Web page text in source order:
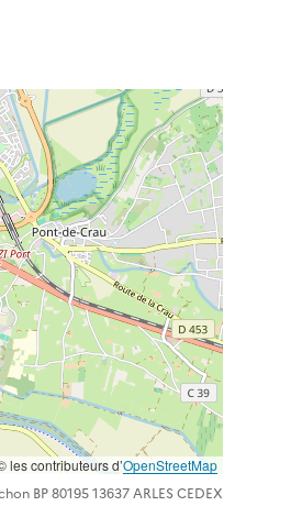
les contributeurs d’OpenStreetMap
BP 80195 13637 ARLES CEDEX